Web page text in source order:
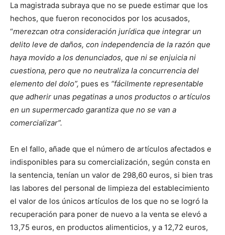
La magistrada subraya que no se puede estimar que los
hechos, que fueron reconocidos por los acusados,
“merezcan otra consideración jurídica que integrar un
delito leve de daños, con independencia de la razón que
haya movido a los denunciados, que ni se enjuicia ni
cuestiona, pero que no neutraliza la concurrencia del
elemento del dolo”, pues es “fácilmente representable
que adherir unas pegatinas a unos productos o artículos
en un supermercado garantiza que no se van a
comercializar”.
En el fallo, añade que el número de artículos afectados e
indisponibles para su comercialización, según consta en
la sentencia, tenían un valor de 298,60 euros, si bien tras
las labores del personal de limpieza del establecimiento
el valor de los únicos artículos de los que no se logró la
recuperación para poner de nuevo a la venta se elevó a
13,75 euros, en productos alimenticios, y a 12,72 euros,